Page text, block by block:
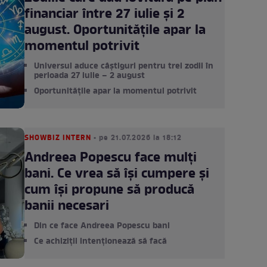
financiar între 27 iulie și 2
august. Oportunitățile apar la
momentul potrivit
Universul aduce câștiguri pentru trei zodii în
perioada 27 iulie – 2 august
Oportunitățile apar la momentul potrivit
SHOWBIZ INTERN • pe 21.07.2026 la 18:12
Andreea Popescu face mulți
bani. Ce vrea să își cumpere și
cum își propune să producă
banii necesari
Din ce face Andreea Popescu bani
Ce achiziții intenționează să facă